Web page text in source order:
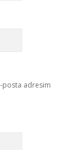
posta adresim